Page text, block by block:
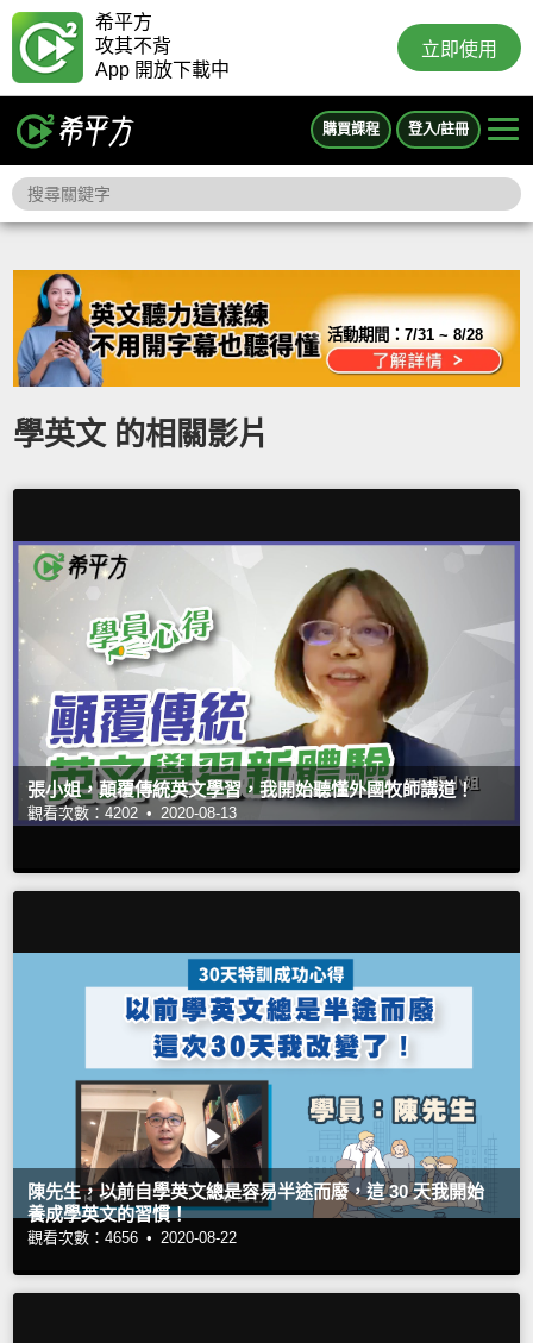
希平方
攻其不背
App 開放下載中
立即使用
購買課程 登入/註冊
活動期間：7/31 ~ 8/28
學英文 的相關影片
張小姐，顛覆傳統英文學習，我開始聽懂外國牧師講道！
觀看次數：4202 • 2020-08-13
陳先生，以前自學英文總是容易半途而廢，這 30 天我開始
養成學英文的習慣！
觀看次數：4656 • 2020-08-22